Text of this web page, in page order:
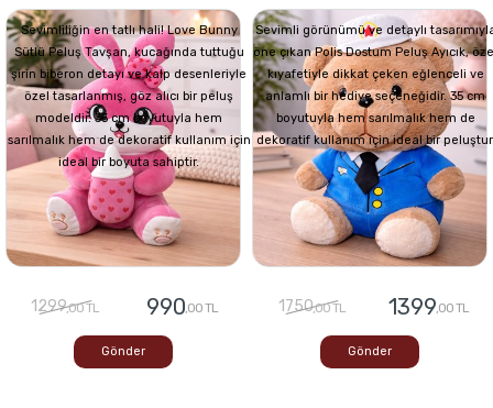
Sevimliliğin en tatlı hali! Love Bunny
Sütlü Peluş Tavşan, kucağında tuttuğu
şirin biberon detayı ve kalp desenleriyle
özel tasarlanmış, göz alıcı bir peluş
modeldir. 35 cm boyutuyla hem
sarılmalık hem de dekoratif kullanım için
ideal bir boyuta sahiptir.
1299,00 TL 990,00 TL
Gönder
Sevimli görünümü ve detaylı
öne çıkan Polis Dostum Peluş Ayıcık,
kıyafetiyle dikkat çeken eğlenceli ve
anlamlı bir hediye seçeneğidir. 35 cm
boyutuyla hem sarılmalık hem de
dekoratif kullanım için ideal bir
1750,00 TL 1399,00 TL
Gönder